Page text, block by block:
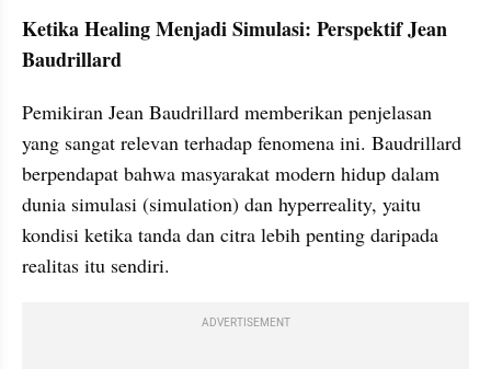
Ketika Healing Menjadi Simulasi: Perspektif Jean
Baudrillard
Pemikiran Jean Baudrillard memberikan penjelasan
yang sangat relevan terhadap fenomena ini. Baudrillard
berpendapat bahwa masyarakat modern hidup dalam
dunia simulasi (simulation) dan hyperreality, yaitu
kondisi ketika tanda dan citra lebih penting daripada
realitas itu sendiri.
ADVERTISEMENT